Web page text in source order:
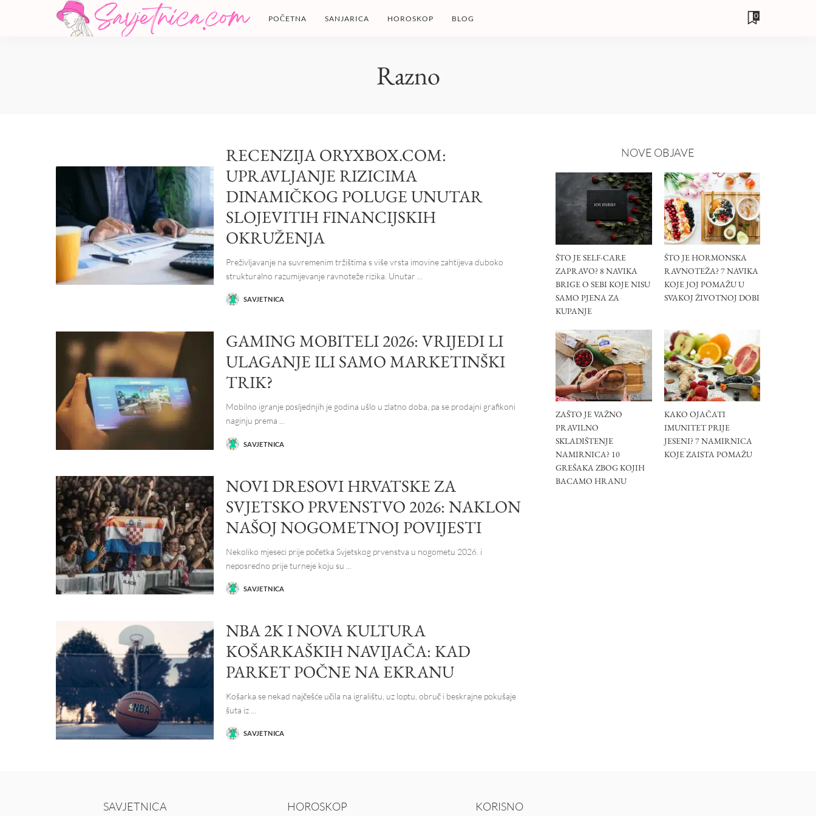
POČETNA SANJARICA HOROSKOP BLOG 0
Razno
RECENZIJA ORYXBOX.COM:
UPRAVLJANJE RIZICIMA
DINAMIČKOG POLUGE UNUTAR
SLOJEVITIH FINANCIJSKIH
OKRUŽENJA
Preživljavanje na suvremenim tržištima s više vrsta imovine zahtijeva duboko
strukturalno razumijevanje ravnoteže rizika. Unutar
POSTED
BY
SAVJETNICA
GAMING MOBITELI 2026: VRIJEDI LI
ULAGANJE ILI SAMO MARKETINŠKI
TRIK?
Mobilno igranje posljednjih je godina ušlo u zlatno doba, pa se prodajni grafikoni
naginju prema
POSTED
BY
SAVJETNICA
NOVI DRESOVI HRVATSKE ZA
SVJETSKO PRVENSTVO 2026: NAKLON
NAŠOJ NOGOMETNOJ POVIJESTI
Nekoliko mjeseci prije početka Svjetskog prvenstva u nogometu 2026. i
neposredno prije turneje koju su
POSTED
BY
SAVJETNICA
NBA 2K I NOVA KULTURA
KOŠARKAŠKIH NAVIJAČA: KAD
PARKET POČNE NA EKRANU
Košarka se nekad najčešće učila na igralištu, uz loptu, obruč i beskrajne pokušaje
šuta iz
POSTED
BY
SAVJETNICA
NOVE OBJAVE
ŠTO JE SELF-CARE
ZAPRAVO? 8 NAVIKA
BRIGE O SEBI KOJE NISU
SAMO PJENA ZA
KUPANJE
ŠTO JE HORMONSKA
RAVNOTEŽA? 7 NAVIKA
KOJE JOJ POMAŽU U
SVAKOJ ŽIVOTNOJ DOBI
ZAŠTO JE VAŽNO
PRAVILNO
SKLADIŠTENJE
NAMIRNICA? 10
GREŠAKA ZBOG KOJIH
BACAMO HRANU
KAKO OJAČATI
IMUNITET PRIJE
JESENI? 7 NAMIRNICA
KOJE ZAISTA POMAŽU
SAVJETNICA HOROSKOP KORISNO